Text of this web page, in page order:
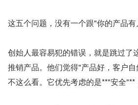
这五个问题，没有一个跟"你的产品有
创始人最容易犯的错误，就是跳过了
推销产品。他们觉得"产品好，客户
不这么看。它优先考虑的是**"安全"**